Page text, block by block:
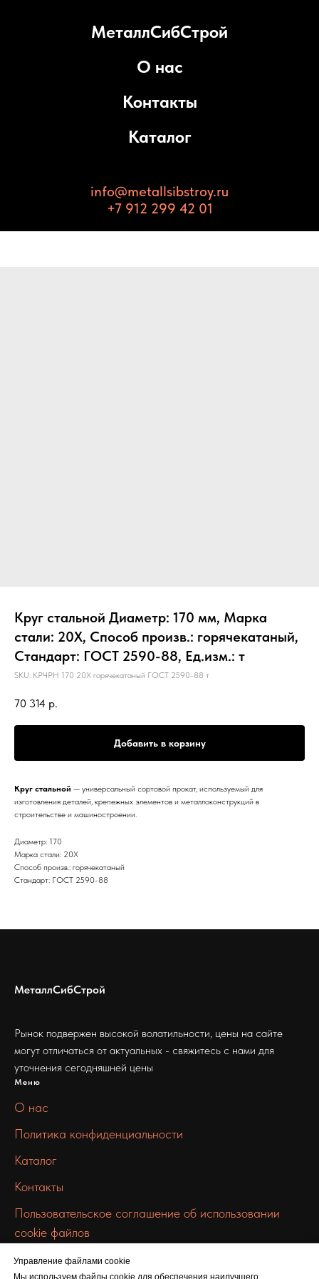
МеталлСибСтрой
О нас
Контакты
Каталог
info@metallsibstroy.ru
+7 912 299 42 01
Управление файлами cookie
Круг стальной Диаметр: 170 мм, Марка
стали: 20Х, Способ произв.: горячекатаный,
Стандарт: ГОСТ 2590-88, Ед.изм.: т
SKU: КРЧРН 170 20Х горячекатаный ГОСТ 2590-88 т
70 314 р.
Добавить в корзину
Круг стальной — универсальный сортовой прокат, используемый для
изготовления деталей, крепежных элементов и металлоконструкций в
строительстве и машиностроении.
Диаметр: 170
Марка стали: 20Х
Способ произв.: горячекатаный
Стандарт: ГОСТ 2590-88
МеталлСибСтрой
Рынок подвержен высокой волатильности, цены на сайте
могут отличаться от актуальных - свяжитесь с нами для
уточнения сегодняшней цены
Меню
О нас
Политика конфиденциальности
Каталог
Контакты
Пользовательское соглашение об использовании
cookie файлов
info@metallsibstroy.ru